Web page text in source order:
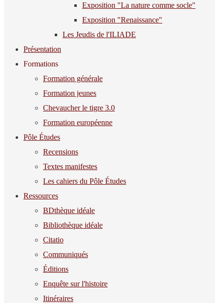
Exposition "La nature comme socle"
Exposition "Renaissance"
Les Jeudis de l'ILIADE
Présentation
Formations
Formation générale
Formation jeunes
Chevaucher le tigre 3.0
Formation européenne
Pôle Études
Recensions
Textes manifestes
Les cahiers du Pôle Études
Ressources
BDthèque idéale
Bibliothèque idéale
Citatio
Communiqués
Éditions
Enquête sur l'histoire
Itinéraires